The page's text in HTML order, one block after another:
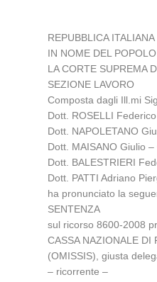
REPUBBLICA ITALIANA
IN NOME DEL
LA CORTE SUPREMA
SEZIONE LAVORO
Composta dagli Ill.mi
Dott. ROSELLI
Dott. NAPOLETANO
Dott. MAISANO Giulio
Dott. BALESTRIERI
Dott. PATTI Adriano
ha pronunciato la
SENTENZA
sul ricorso 8600-2008
CASSA NAZIONALE DI
(OMISSIS), giusta
– ricorrente –